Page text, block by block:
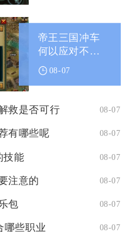
帝王三国冲车
何以应对不被
顶翻的挑战
08-07
救是否可行 08-07
有哪些呢 08-07
技能 08-07
注意的 08-07
包 08-07
哪些职业 08-07